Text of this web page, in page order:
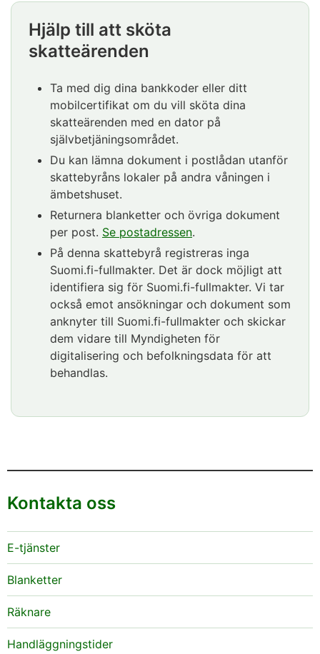
Hjälp till att sköta
skatteärenden
Ta med dig dina bankkoder eller ditt
mobilcertifikat om du vill sköta dina
skatteärenden med en dator på
självbetjäningsområdet.
Du kan lämna dokument i postlådan utanför
skattebyråns lokaler på andra våningen i
ämbetshuset.
Returnera blanketter och övriga dokument
per post. Se postadressen.
På denna skattebyrå registreras inga
Suomi.fi-fullmakter. Det är dock möjligt att
identifiera sig för Suomi.fi-fullmakter. Vi tar
också emot ansökningar och dokument som
anknyter till Suomi.fi-fullmakter och skickar
dem vidare till Myndigheten för
digitalisering och befolkningsdata för att
behandlas.
Kontakta oss
E-tjänster
Blanketter
Räknare
Handläggningstider